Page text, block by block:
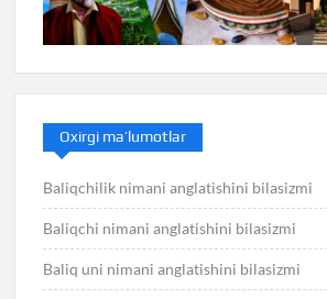
Oxirgi ma’lumotlar
Baliqchilik nimani anglatishini bilasizmi
Baliqchi nimani anglatishini bilasizmi
Baliq uni nimani anglatishini bilasizmi